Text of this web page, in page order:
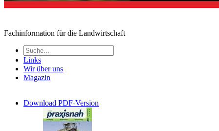
Fachinformation für die Landwirtschaft
Links
Wir über uns
Magazin
Download PDF-Version